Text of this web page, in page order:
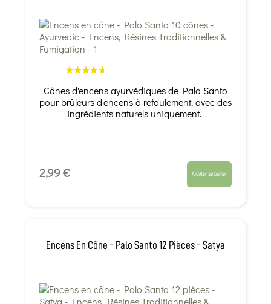
Cônes d'encens ayurvédiques de Palo Santo
pour brûleurs d'encens à refoulement, avec des
ingrédients naturels uniquement.
2,99 € Ajouter au panier
Encens En Cône - Palo Santo 12 Pièces - Satya